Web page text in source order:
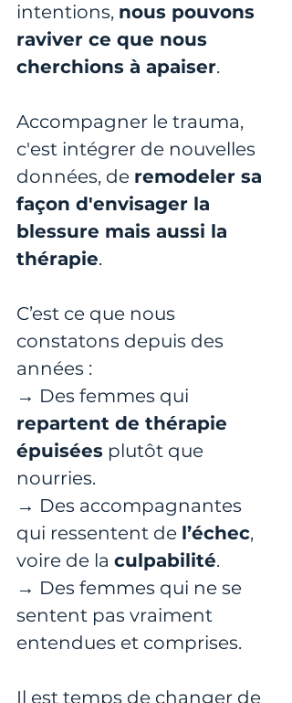
intentions, nous pouvons
raviver ce que nous
cherchions à apaiser.
Accompagner le trauma,
c'est intégrer de nouvelles
données, de remodeler sa
façon d'envisager la
blessure mais aussi la
thérapie.
C’est ce que nous
constatons depuis des
années :
→ Des femmes qui
repartent de thérapie
épuisées plutôt que
nourries.
→ Des accompagnantes
qui ressentent de l’échec,
voire de la culpabilité.
→ Des femmes qui ne se
sentent pas vraiment
entendues et comprises.
Il est temps de changer de